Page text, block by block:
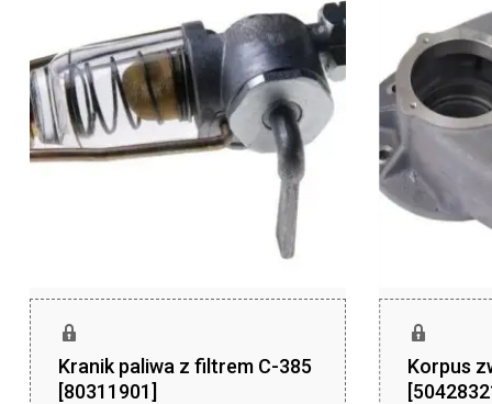
Kranik paliwa z filtrem C-385
[80311901]
Korpus